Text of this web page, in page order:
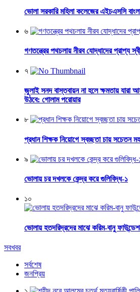
ভোলা সরকারি মহিলা কলেজের এইচএসসি
৬
গণতন্ত্রের পথচলায় নীরব যোদ্ধাদের প্রাপ্য
৭
জুলাই সনদ বাস্তবায়ন না হলে ক্ষমতায় যারা
উঠবে: গোলাম পরোয়ার
৮
প্রধান শিক্ষক নিয়োগে স্বচ্ছতা চায়
৯
ভোলায় চর দখলকে কেন্দ্র করে গুলিবিদ্ধ-১
১০
ভোলায় হতদরিদ্রদের মাঝে করিম-বানু
সবখবর
সর্বশেষ
জনপ্রিয়